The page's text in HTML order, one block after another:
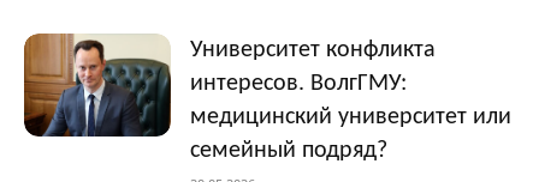
Университет конфликта
интересов. ВолгГМУ:
медицинский университет или
семейный подряд?